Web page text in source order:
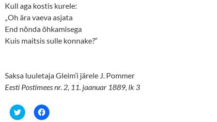
Kull aga kostis kurele:
„Oh ära vaeva asjata
End nõnda õhkamisega
Kuis maitsis sulle konnake?“
Saksa luuletaja Gleim’i järele J. Pommer
Eesti Postimees nr. 2, 11. jaanuar 1889, lk 3
C
l
C
l